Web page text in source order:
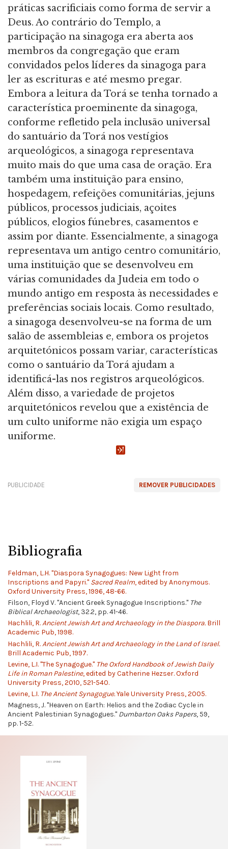
práticas sacrificiais como forma de servir a
Deus. Ao contrário do Templo, a
participação na sinagoga era aberta aos
membros da congregação que eram
convidados pelos líderes da sinagoga para
ler as escrituras e até mesmo pregar.
Embora a leitura da Torá se tenha tornado a
característica proeminente da sinagoga,
conforme refletido pela inclusão universal
do santuário da Torá nos vestígios
arqueológicos, a sinagoga representava
muito mais do que uma casa de oração. Era
também uma instituição para ensino,
hospedagem, refeições comunitárias, jejuns
públicos, processos judiciais, açoites
públicos, elogios fúnebres, casamentos e
assim por diante. Essencialmente, a sinagoga
representava um antigo centro comunitário,
uma instituição que se desenvolveu em
várias comunidades da Judeia em todo o
mundo antigo em resposta às necessidades e
preferências sociais locais. Como resultado,
a sinagoga desenvolveu-se na forma de um
salão de assembleias e, embora os projetos
arquitetónicos possam variar, características
como o santuário da Torá ajudam a
identificá-las nos registros arqueológicos.
Além disso, a variedade de projetos
arquitetónicos revelou que a existência de
um culto uniforme não exigia um espaço
uniforme.
REMOVER PUBLICIDADES
PUBLICIDADE
Bibliografia
Feldman, L.H. "Diaspora Synagogues: New Light from
Inscriptions and Papyri." Sacred Realm, edited by Anonymous.
Oxford University Press, 1996, 48-66.
Filson, Floyd V. "Ancient Greek Synagogue Inscriptions." The
Biblical Archaeologist, 32.2, pp. 41-46.
Hachlili, R.Ancient Jewish Art and Archaeology in the Diaspora.Brill
Academic Pub, 1998.
Hachlili, R.Ancient Jewish Art and Archaeology in the Land of Israel.
Brill Academic Pub, 1997.
Levine, L.I. "The Synagogue." The Oxford Handbook of Jewish Daily
Life in Roman Palestine, edited by Catherine Hezser. Oxford
University Press, 2010, 521-540.
Levine, L.I. The Ancient Synagogue.Yale University Press, 2005.
Magness, J. "Heaven on Earth: Helios and the Zodiac Cycle in
Ancient Palestinian Synagogues." Dumbarton Oaks Papers, 59,
pp. 1-52.